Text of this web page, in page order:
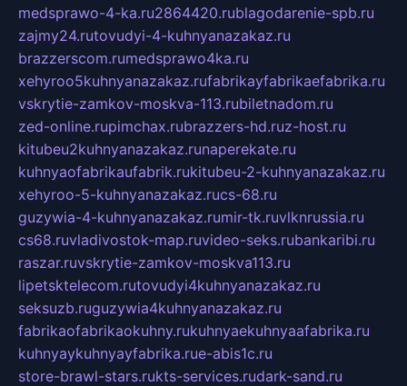
medsprawo-4-ka.ru2864420.rublagodarenie-spb.ru
zajmy24.rutovudyi-4-kuhnyanazakaz.ru
brazzerscom.rumedsprawo4ka.ru
xehyroo5kuhnyanazakaz.rufabrikayfabrikaefabrika.ru
vskrytie-zamkov-moskva-113.rubiletnadom.ru
zed-online.rupimchax.rubrazzers-hd.ruz-host.ru
kitubeu2kuhnyanazakaz.runaperekate.ru
kuhnyaofabrikaufabrik.rukitubeu-2-kuhnyanazakaz.ru
xehyroo-5-kuhnyanazakaz.rucs-68.ru
guzywia-4-kuhnyanazakaz.rumir-tk.ruvlknrussia.ru
cs68.ruvladivostok-map.ruvideo-seks.rubankaribi.ru
raszar.ruvskrytie-zamkov-moskva113.ru
lipetsktelecom.rutovudyi4kuhnyanazakaz.ru
seksuzb.ruguzywia4kuhnyanazakaz.ru
fabrikaofabrikaokuhny.rukuhnyaekuhnyaafabrika.ru
kuhnyaykuhnyayfabrika.rue-abis1c.ru
store-brawl-stars.rukts-services.rudark-sand.ru